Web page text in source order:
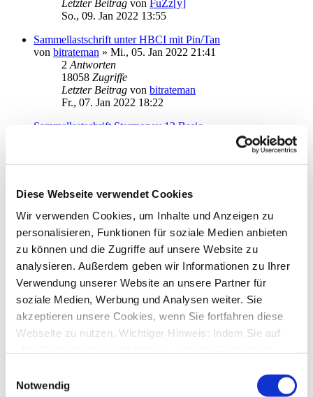
Diese Webseite verwendet Cookies
Wir verwenden Cookies, um Inhalte und Anzeigen zu
personalisieren, Funktionen für soziale Medien anbieten
zu können und die Zugriffe auf unsere Website zu
analysieren. Außerdem geben wir Informationen zu Ihrer
Verwendung unserer Website an unsere Partner für
soziale Medien, Werbung und Analysen weiter. Sie
akzeptieren unsere Cookies, wenn Sie fortfahren diese
Webseite zu nutzen. Wichtiger Hinweis: Indem Sie auf
Benutzung bestimmter Dienste auf der Seite (Twitter,
Notwendig
Letzter Beitrag von FuZz[y]
So., 09. Jan 2022 13:55
Sammellastschrift unter HBCI mit Pin/Tan
von bitrateman » Mi., 05. Jan 2022 21:41
2 Antworten
18058 Zugriffe
Letzter Beitrag von bitrateman
Fr., 07. Jan 2022 18:22
Sammellastschrift Starmoney 12 Basic
19523Zugriffe
Do., 06. Jan 2022 20:05
Umstellung HBCI- Chip-Tan: HBCI ausgelaufen!?
Do., 06. Jan 2022 18:56
1Antworten
16975Zugriffe
Letzter Beitrag vonaudiolet
Do., 06. Jan 2022 20:01
Umsätze anzeigen lassen
vonhache»Di., 21. Dez 2021 10:13
18098Zugriffe
kontoverwaltung